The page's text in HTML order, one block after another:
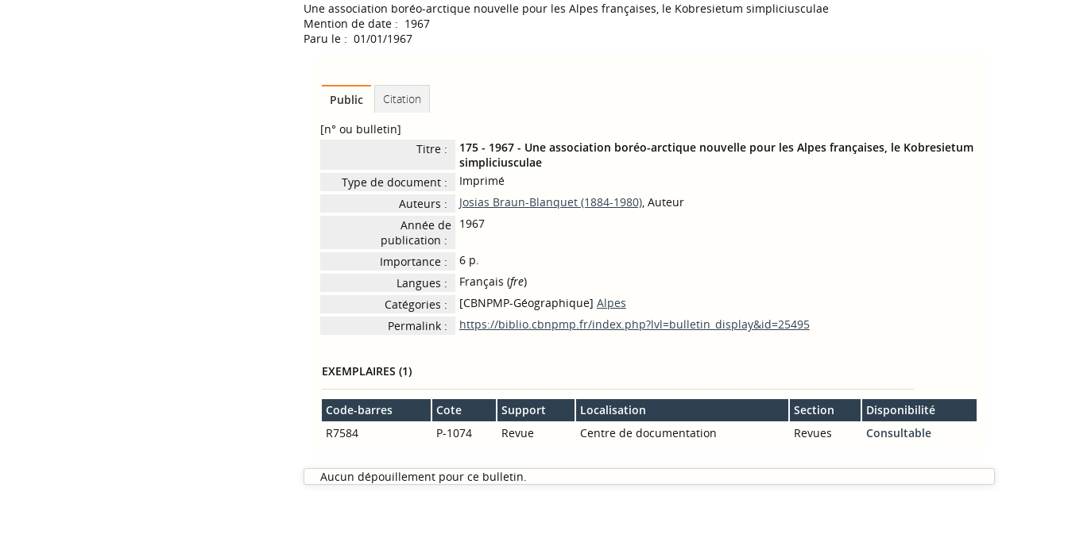
Une association boréo-arctique nouvelle pour les Alpes françaises, le Kobresietum simpliciusculae
Mention de date : 1967
Paru le : 01/01/1967
Public
Citation
[n° ou bulletin]
Titre :
175 - 1967 - Une association boréo-arctique nouvelle pour les Alpes françaises, le Kobresietum
simpliciusculae
Type de document :
Imprimé
Auteurs :
Josias Braun-Blanquet (1884-1980), Auteur
Année de
publication :
1967
Importance :
6 p.
Langues :
Français (fre)
Catégories :
[CBNPMP-Géographique] Alpes
Permalink :
https://biblio.cbnpmp.fr/index.php?lvl=bulletin_display&id=25495
EXEMPLAIRES (1)
Code-barres Cote Support Localisation Section
Disponibilité
R7584
P-1074 Revue Centre de documentation Revues Consultable
Aucun dépouillement pour ce bulletin.